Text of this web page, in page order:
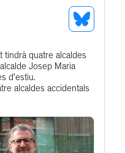
See
Profile
tindrà quatre alcaldes
Josep Maria
d’estiu.
alcaldes accidentals